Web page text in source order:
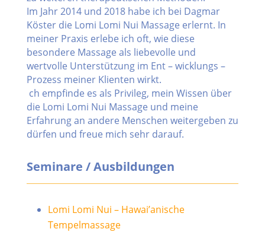
Im Jahr 2014 und 2018 habe ich bei Dagmar
Köster die Lomi Lomi Nui Massage erlernt. In
meiner Praxis erlebe ich oft, wie diese
besondere Massage als liebevolle und
wertvolle Unterstützung im Ent – wicklungs –
Prozess meiner Klienten wirkt.
ch empfinde es als Privileg, mein Wissen über
die Lomi Lomi Nui Massage und meine
Erfahrung an andere Menschen weitergeben zu
dürfen und freue mich sehr darauf.
Seminare / Ausbildungen
Lomi Lomi Nui – Hawai’anische
Tempelmassage